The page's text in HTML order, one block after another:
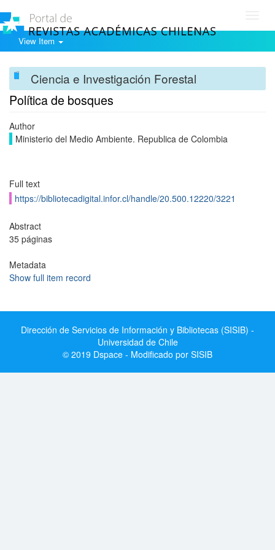
View Item
Ciencia e Investigación Forestal
Política de bosques
Author
Ministerio del Medio Ambiente. Republica de Colombia
Full text
https://bibliotecadigital.infor.cl/handle/20.500.12220/3221
Abstract
35 páginas
Metadata
Show full item record
Dirección de Servicios de Información y Bibliotecas (SISIB) -
Universidad de Chile
© 2019 Dspace - Modificado por SISIB